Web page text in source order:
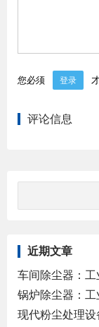
您必须 登录
评论信息
近期文章
车间除尘器：
锅炉除尘器：
现代粉尘处理